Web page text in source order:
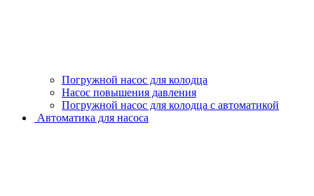
Погружной насос для колодца
Насос повышения давления
Погружной насос для колодца с автоматикой
Автоматика для насоса